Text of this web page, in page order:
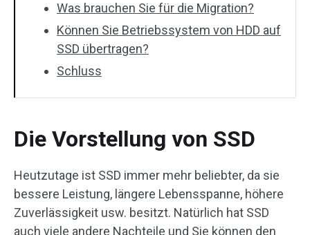
Was brauchen Sie für die Migration?
Können Sie Betriebssystem von HDD auf
SSD übertragen?
Schluss
Die Vorstellung von SSD
Heutzutage ist SSD immer mehr beliebter, da sie
bessere Leistung, längere Lebensspanne, höhere
Zuverlässigkeit usw. besitzt. Natürlich hat SSD
auch viele andere Nachteile und Sie können den